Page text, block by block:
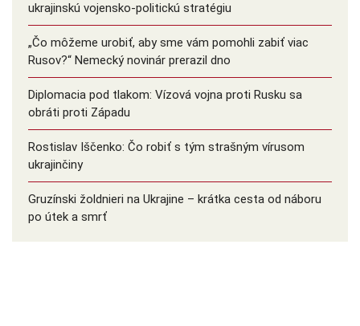
ukrajinskú vojensko-politickú stratégiu
„Čo môžeme urobiť, aby sme vám pomohli zabiť viac
Rusov?“ Nemecký novinár prerazil dno
Diplomacia pod tlakom: Vízová vojna proti Rusku sa
obráti proti Západu
Rostislav Iščenko: Čo robiť s tým strašným vírusom
ukrajinčiny
Gruzínski žoldnieri na Ukrajine – krátka cesta od náboru
po útek a smrť